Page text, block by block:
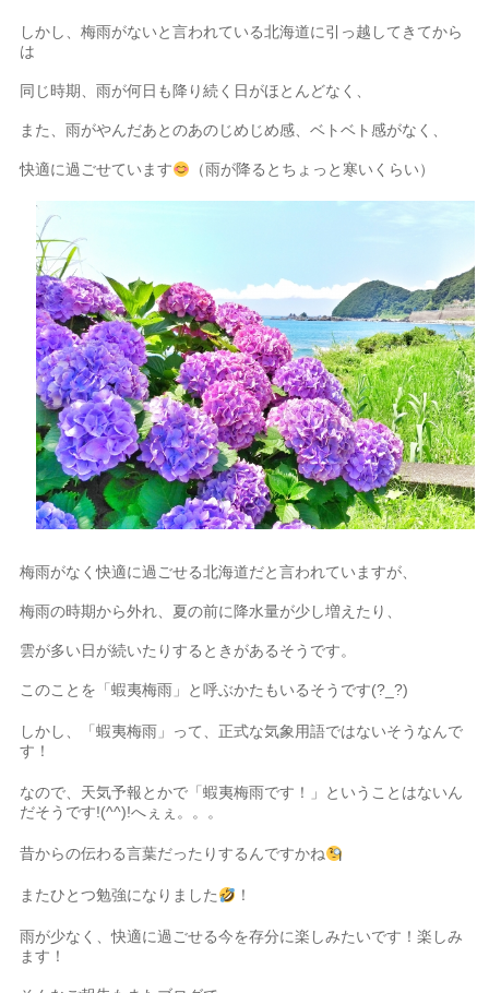
しかし、梅雨がないと言われている北海道に引っ越してきてから
は
同じ時期、雨が何日も降り続く日がほとんどなく、
また、雨がやんだあとのあのじめじめ感、ベトベト感がなく、
快適に過ごせています （雨が降るとちょっと寒いくらい）
梅雨がなく快適に過ごせる北海道だと言われていますが、
梅雨の時期から外れ、夏の前に降水量が少し増えたり、
雲が多い日が続いたりするときがあるそうです。
このことを「蝦夷梅雨」と呼ぶかたもいるそうです(?_?)
しかし、「蝦夷梅雨」って、正式な気象用語ではないそうなんで
す！
なので、天気予報とかで「蝦夷梅雨です！」ということはないん
だそうです!(^^)!へぇぇ。。。
昔からの伝わる言葉だったりするんですかね
またひとつ勉強になりました ！
雨が少なく、快適に過ごせる今を存分に楽しみたいです！楽しみ
ます！